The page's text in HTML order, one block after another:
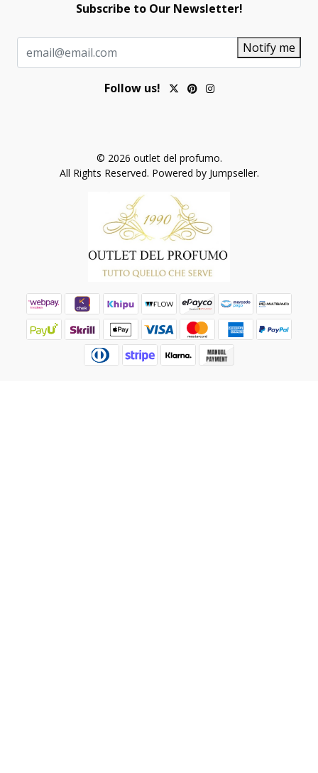
Subscribe to Our Newsletter!
Notify me
Follow us!
© 2026 outlet del profumo.
All Rights Reserved. Powered by Jumpseller.